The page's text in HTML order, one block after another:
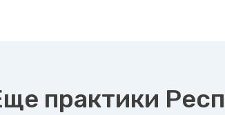
практики